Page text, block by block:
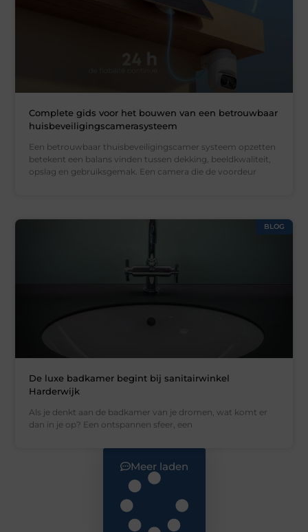
Complete gids voor het bouwen van een betrouwbaar
huisbeveiligingscamerasysteem
Een betrouwbaar thuisbeveiligingscamer systeem opzetten
betekent een balans vinden tussen dekking, beeldkwaliteit,
opslag en gebruiksgemak. Een camera die de voordeur
BLOG
De luxe badkamer begint bij sanitairwinkel
Harderwijk
Als je denkt aan de badkamer van je dromen, wat komt er
dan in je op? Een ontspannen sfeer, een
Meer laden